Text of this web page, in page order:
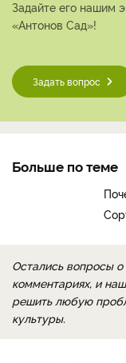
Задайте его нашим
«Антонов Сад»!
Задать вопрос
Больше по теме
Остались вопросы
комментариях, и
решить любую
культуры.